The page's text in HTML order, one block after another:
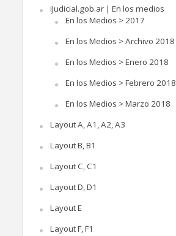
iJudicial.gob.ar | En los medios
En los Medios > 2017
En los Medios > Archivo 2018
En los Medios > Enero 2018
En los Medios > Febrero 2018
En los Medios > Marzo 2018
Layout A, A1, A2, A3
Layout B, B1
Layout C, C1
Layout D, D1
Layout E
Layout F, F1